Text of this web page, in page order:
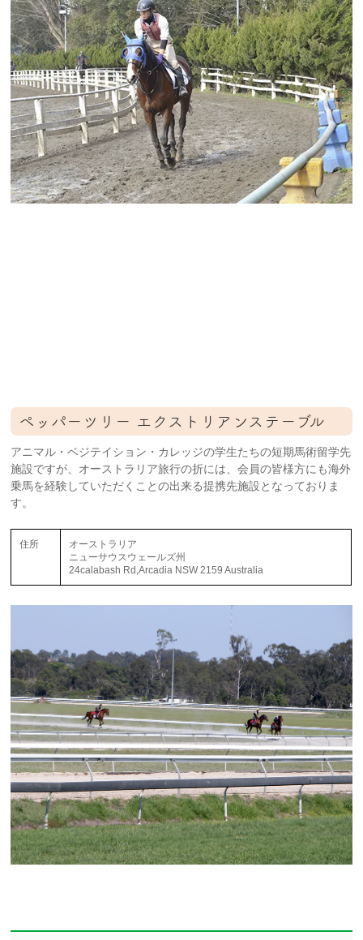
ペッパーツリー エクストリアンステーブル
アニマル・ベジテイション・カレッジの学生たちの短期馬術留学先
施設ですが、オーストラリア旅行の折には、会員の皆様方にも海外
乗馬を経験していただくことの出来る提携先施設となっておりま
す。
住所
オーストラリア
ニューサウスウェールズ州
24calabash Rd,Arcadia NSW 2159 Australia